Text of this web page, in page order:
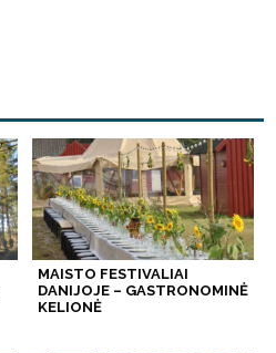
MAISTO FESTIVALIAI
DANIJOJE – GASTRONOMINĖ
KELIONĖ